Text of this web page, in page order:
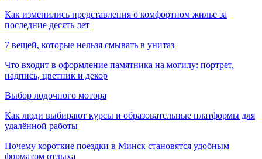
Как изменились представления о комфортном жилье за
последние десять лет
7 вещей, которые нельзя смывать в унитаз
Что входит в оформление памятника на могилу: портрет,
надпись, цветник и декор
Выбор лодочного мотора
Как люди выбирают курсы и образовательные платформы для
удалённой работы
Почему короткие поездки в Минск становятся удобным
форматом отдыха